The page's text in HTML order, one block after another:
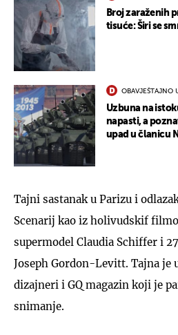
Broj zaraženih
tisuće: Širi se
OBAVJEŠTAJNO
Uzbuna na
napasti, a
upad u članicu
Tajni sastanak u Parizu i
Scenarij kao iz holivudskif
supermodel Claudia Schiffer i
Joseph Gordon-Levitt. Tajna je
dizajneri i GQ magazin koji je
snimanje.